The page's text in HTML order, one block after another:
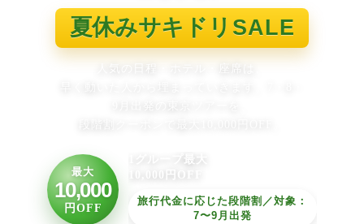
夏休みサキドリ SALE
人気の日程・ホテル・座席は、
最大
10,000
円OFF
1グループ最大
10,000円OFF
旅行代金に応じた段階割／対象：
7〜9月出発